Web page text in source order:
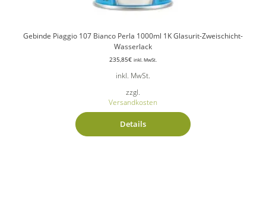
Gebinde Piaggio 107 Bianco Perla 1000ml 1K Glasurit-Zweischicht-
Wasserlack
235,85€ inkl. MwSt.
inkl. MwSt.
zzgl.
Versandkosten
Details